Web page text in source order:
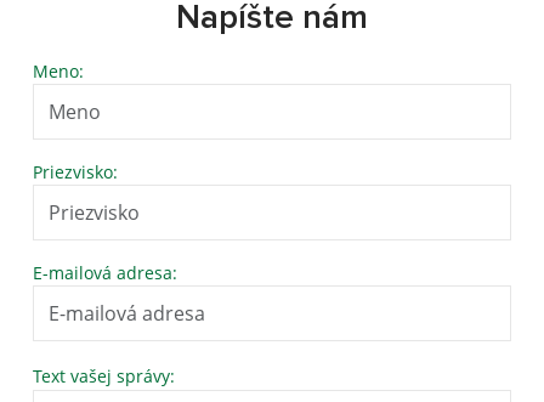
Napíšte nám
Meno:
Priezvisko:
E-mailová adresa:
Text vašej správy: